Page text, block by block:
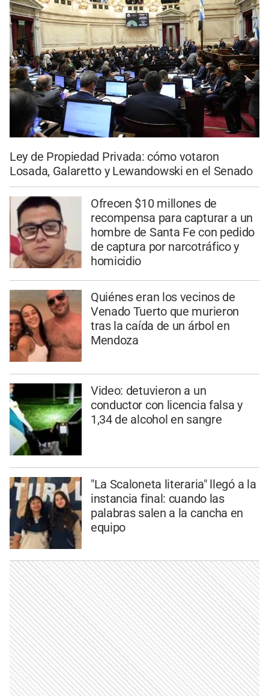
Ley de Propiedad Privada: cómo votaron
Losada, Galaretto y Lewandowski en el Senado
Ofrecen $10 millones de
recompensa para capturar a un
hombre de Santa Fe con pedido
de captura por narcotráfico y
homicidio
Quiénes eran los vecinos de
Venado Tuerto que murieron
tras la caída de un árbol en
Mendoza
Video: detuvieron a un
conductor con licencia falsa y
1,34 de alcohol en sangre
"La Scaloneta literaria" llegó a la
instancia final: cuando las
palabras salen a la cancha en
equipo